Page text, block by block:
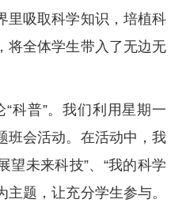
里吸取科学知识，培植科
将全体学生带入了无边无
科普”。我们利用星期一
班会活动。在活动中，我
望未来科技”、“我的科学
主题，让充分学生参与。